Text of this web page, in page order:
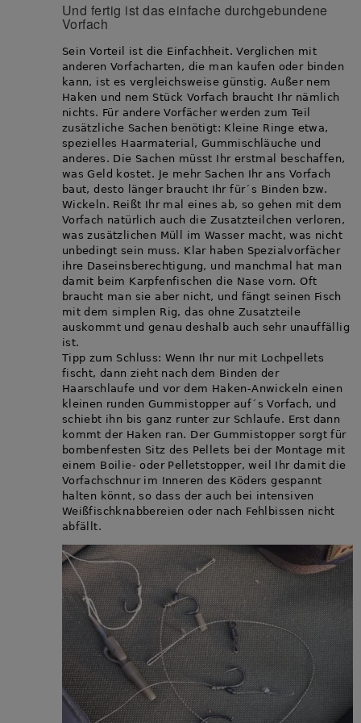
Und fertig ist das einfache durchgebundene
Vorfach
Sein Vorteil ist die Einfachheit. Verglichen mit
anderen Vorfacharten, die man kaufen oder binden
kann, ist es vergleichsweise günstig. Außer nem
Haken und nem Stück Vorfach braucht Ihr nämlich
nichts. Für andere Vorfächer werden zum Teil
zusätzliche Sachen benötigt: Kleine Ringe etwa,
spezielles Haarmaterial, Gummischläuche und
anderes. Die Sachen müsst Ihr erstmal beschaffen,
was Geld kostet. Je mehr Sachen Ihr ans Vorfach
baut, desto länger braucht Ihr für´s Binden bzw.
Wickeln. Reißt Ihr mal eines ab, so gehen mit dem
Vorfach natürlich auch die Zusatzteilchen verloren,
was zusätzlichen Müll im Wasser macht, was nicht
unbedingt sein muss. Klar haben Spezialvorfächer
ihre Daseinsberechtigung, und manchmal hat man
damit beim Karpfenfischen die Nase vorn. Oft
braucht man sie aber nicht, und fängt seinen Fisch
mit dem simplen Rig, das ohne Zusatzteile
auskommt und genau deshalb auch sehr unauffällig
ist.
Tipp zum Schluss: Wenn Ihr nur mit Lochpellets
fischt, dann zieht nach dem Binden der
Haarschlaufe und vor dem Haken-Anwickeln einen
kleinen runden Gummistopper auf´s Vorfach, und
schiebt ihn bis ganz runter zur Schlaufe. Erst dann
kommt der Haken ran. Der Gummistopper sorgt für
bombenfesten Sitz des Pellets bei der Montage mit
einem Boilie- oder Pelletstopper, weil Ihr damit die
Vorfachschnur im Inneren des Köders gespannt
halten könnt, so dass der auch bei intensiven
Weißfischknabbereien oder nach Fehlbissen nicht
abfällt.